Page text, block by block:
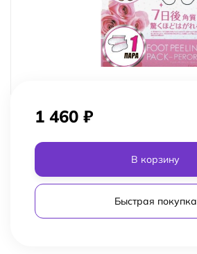
1 460 ₽
В корзину
Быстрая покупка